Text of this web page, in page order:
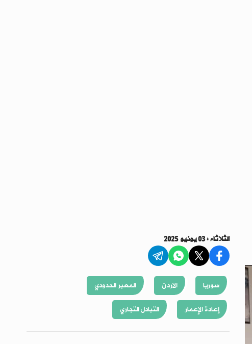
الثلاثاء : 03 يونيو 2025
سوريا الاردن
المعبر الحدودي
إعادة الإعمار
التبادل التجاري